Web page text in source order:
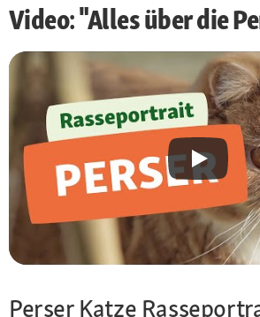
Video: "Alles über die
Perser Katze